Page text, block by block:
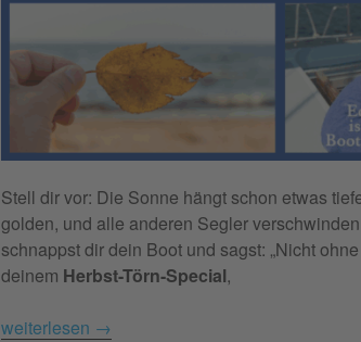
Stell dir vor: Die Sonne hängt schon etwas
golden, und alle anderen Segler
schnappst dir dein Boot und sagst: „Nicht
deinem Herbst-Törn-Special,
weiterlesen →